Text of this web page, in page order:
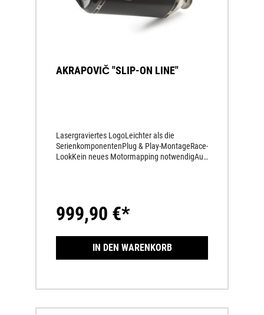
AKRAPOVIČ "SLIP-ON LINE"
Lasergraviertes LogoLeichter als die
SerienkomponentenPlug & Play-MontageRace-
LookKein neues Motormapping notwendigAus
999,90 €*
IN DEN WARENKORB